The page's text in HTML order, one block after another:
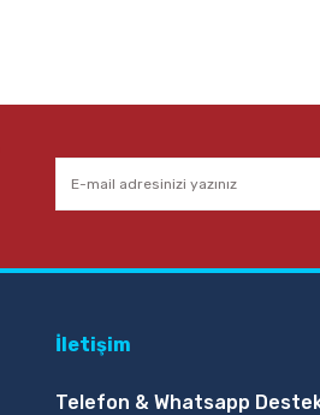
İletişim
Telefon & Whatsapp